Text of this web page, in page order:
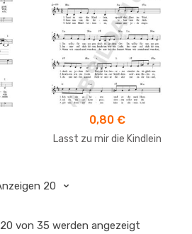
0,80 €
Lasst zu mir die Kindlein
von 35 werden angezeigt